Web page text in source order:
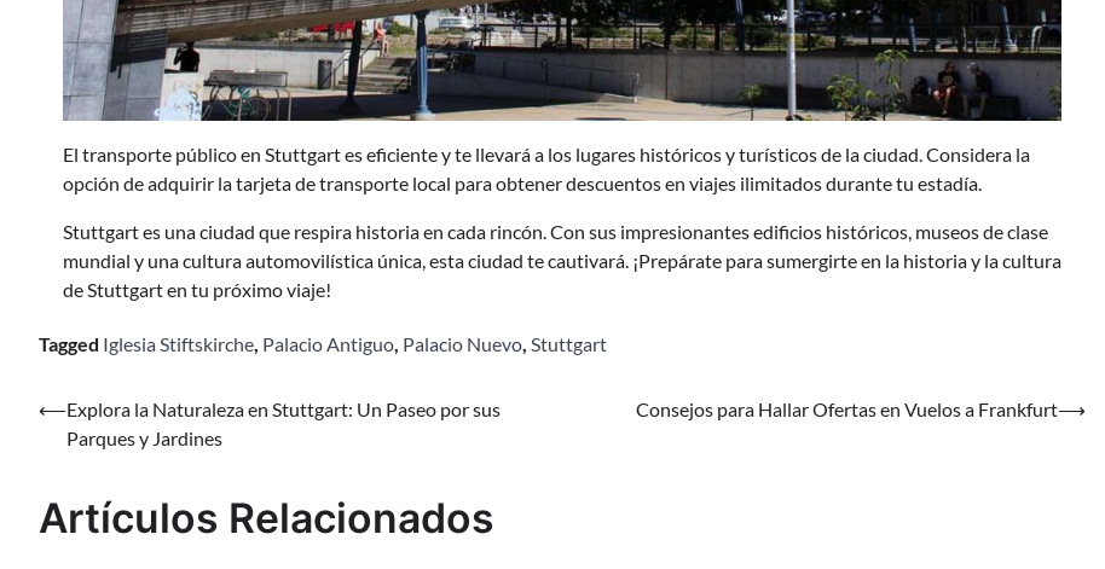
El transporte público en Stuttgart es eficiente y te llevará a los lugares históricos y turísticos de la ciudad. Considera la
opción de adquirir la tarjeta de transporte local para obtener descuentos en viajes ilimitados durante tu estadía.
Stuttgart es una ciudad que respira historia en cada rincón. Con sus impresionantes edificios históricos, museos de clase
mundial y una cultura automovilística única, esta ciudad te cautivará. ¡Prepárate para sumergirte en la historia y la cultura
de Stuttgart en tu próximo viaje!
Tagged Iglesia Stiftskirche Palacio Antiguo Palacio Nuevo Stuttgart
Navegación
⟵Explora la Naturaleza en Stuttgart: Un Paseo por sus
Parques y Jardines
Consejos para Hallar Ofertas en Vuelos a Frankfurt⟶
Artículos Relacionados